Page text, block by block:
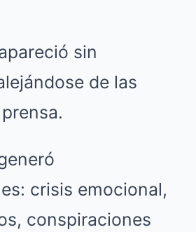
sin
de las
crisis emocional,
conspiraciones